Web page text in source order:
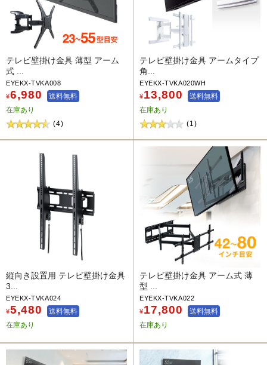
テレビ壁掛け金具 薄型 アーム
式 ...
EYEKX-TVKA008
¥6,980
送料無料
在庫あり
(4)
テレビ壁掛け金具 アームタイプ
角...
EYEKX-TVKA020WH
¥13,800
送料無料
在庫あり
(1)
縦向き設置用 テレビ壁掛け金具
3...
EYEKX-TVKA024
¥5,480
送料無料
在庫あり
テレビ壁掛け金具 アーム式 薄
型 ...
EYEKX-TVKA022
¥17,800
送料無料
在庫あり